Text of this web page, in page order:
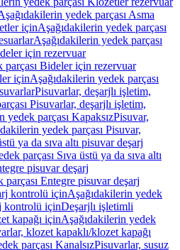
yedek parçası Asma
içinAşağıdakilerin yedek parçası
Aşağıdakilerin yedek parçası
için rezervuar
parçası Bideler için rezervuar
içinAşağıdakilerin yedek parçası
Pisuvarlar, deşarjlı işletim,
Pisuvarlar, deşarjlı işletim,
yedek parçası KapaksızPisuvar,
yedek parçası Pisuvar,
ya da sıva altı pisuvar deşarj
parçası Sıva üstü ya da sıva altı
pisuvar deşarj
parçası Entegre pisuvar deşarj
kontrolü içinAşağıdakilerin yedek
kontrolü içinDeşarjlı işletimli
kapağı içinAşağıdakilerin yedek
klozet kapaklı/klozet kapağı
parçası KanalsızPisuvarlar, susuz